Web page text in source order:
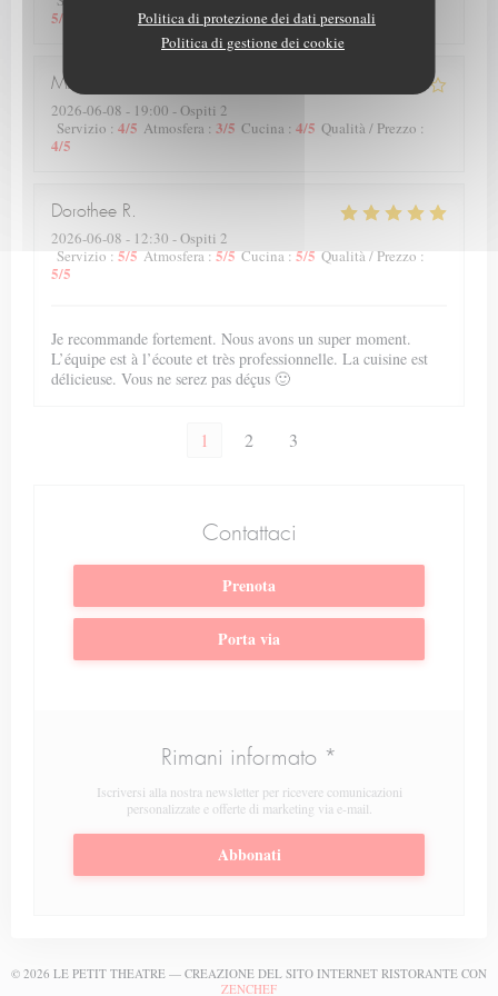
Politica di protezione dei dati personali
Politica di gestione dei cookie
5/5
Michel
2026-06-08 - 19:00 - Ospiti 2
Servizio : 4/5 Atmosfera : 3/5 Cucina : 4/5 Qualità / Prezzo :
4/5
Dorothee R
2026-06-08 - 12:30 - Ospiti 2
Servizio : 5/5 Atmosfera:5/5 Cucina:5/5 Qualità / Prezzo :
5/5
Je recommande fortement. Nous avons un super moment.
L’équipe est à l’écoute et très professionnelle. La cuisine est
délicieuse. Vous ne serez pas déçus 🙂
1 2 3
Contattaci
Prenota
Porta via
Rimani informato *
Iscriversi alla nostra newsletter per ricevere comunicazioni
personalizzate e offerte di marketing via e-mail.
Abbonati
© 2026 LE PETIT THEATRE — CREAZIONE DEL SITO INTERNET RISTORANTE CON
ZENCHEF((APRE UNA NUOVA FINESTRA))